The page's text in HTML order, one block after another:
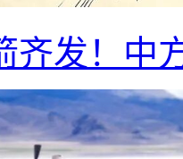
齐发！中